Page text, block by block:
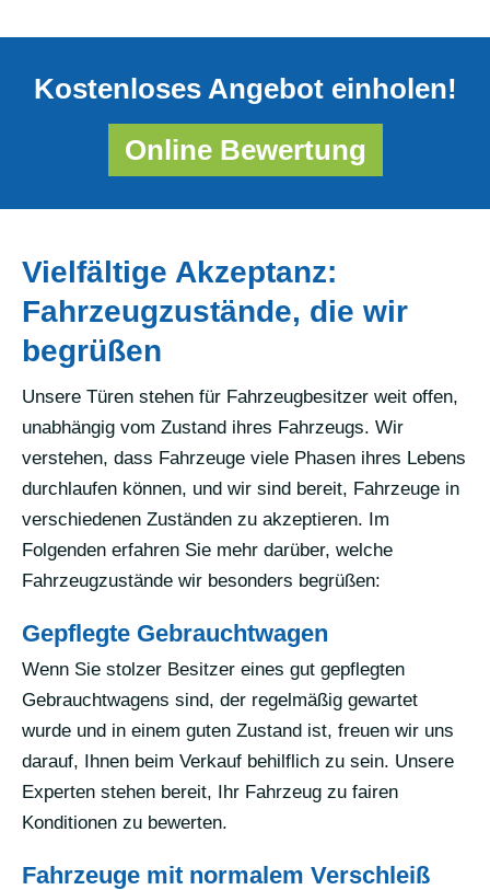
Kostenloses Angebot einholen!
Online Bewertung
Vielfältige Akzeptanz:
Fahrzeugzustände, die wir
begrüßen
Unsere Türen stehen für Fahrzeugbesitzer weit offen,
unabhängig vom Zustand ihres Fahrzeugs. Wir
verstehen, dass Fahrzeuge viele Phasen ihres Lebens
durchlaufen können, und wir sind bereit, Fahrzeuge in
verschiedenen Zuständen zu akzeptieren. Im
Folgenden erfahren Sie mehr darüber, welche
Fahrzeugzustände wir besonders begrüßen:
Gepflegte Gebrauchtwagen
Wenn Sie stolzer Besitzer eines gut gepflegten
Gebrauchtwagens sind, der regelmäßig gewartet
wurde und in einem guten Zustand ist, freuen wir uns
darauf, Ihnen beim Verkauf behilflich zu sein. Unsere
Experten stehen bereit, Ihr Fahrzeug zu fairen
Konditionen zu bewerten.
Fahrzeuge mit normalem Verschleiß